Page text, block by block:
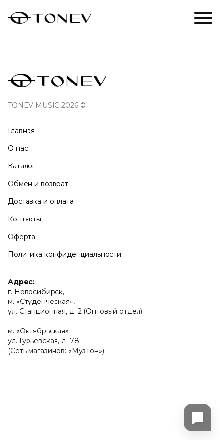
TONEV MUSIC 2026 ©
Главная
О нас
Каталог
Обмен и возврат
Доставка и оплата
Контакты
Оферта
Политика конфиденциальности
Адрес:
г. Новосибирск,
м. «Студенческая»,
ул. Станционная, д. 2 (Оптовый отдел)
м. «Октябрьская»
ул. Гурьевская, д. 78
(Сеть магазинов: «МузТон»)